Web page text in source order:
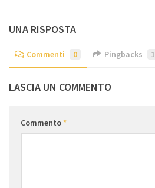
UNA RISPOSTA
Commenti 0 Pingbacks 1
LASCIA UN COMMENTO
Commento*